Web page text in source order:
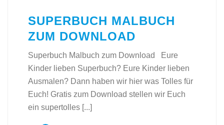
SUPERBUCH MALBUCH
ZUM DOWNLOAD
Superbuch Malbuch zum Download Eure
Kinder lieben Superbuch? Eure Kinder lieben
Ausmalen? Dann haben wir hier was Tolles für
Euch! Gratis zum Download stellen wir Euch
ein supertolles [...]